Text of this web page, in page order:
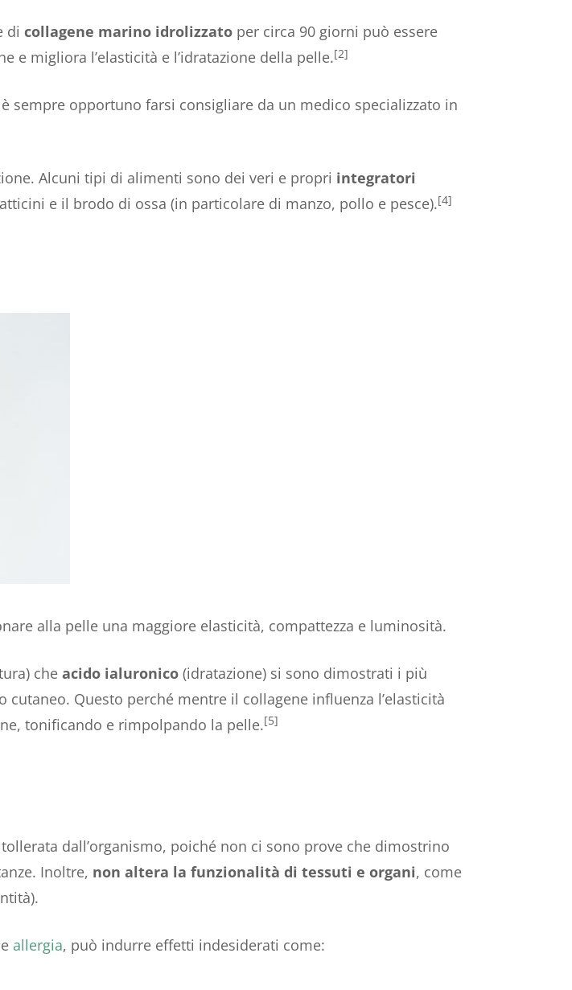
di collagene marino idrolizzato per circa 90 giorni può essere
e migliora l’elasticità e l’idratazione della pelle.[2]
sempre opportuno farsi consigliare da un medico specializzato in
Alcuni tipi di alimenti sono dei veri e propri integratori
e il brodo di ossa (in particolare di manzo, pollo e pesce).[4]
alla pelle una maggiore elasticità, compattezza e luminosità.
che acido ialuronico (idratazione) si sono dimostrati i più
Questo perché mentre il collagene influenza l’elasticità
tonificando e rimpolpando la pelle.[5]
dall’organismo, poiché non ci sono prove che dimostrino
Inoltre, non altera la funzionalità di tessuti e organi, come
allergia, può indurre effetti indesiderati come: